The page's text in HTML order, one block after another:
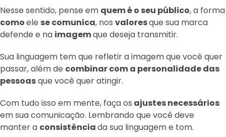
Nesse sentido, pense em quem é o seu público, a forma
comoele se comunica, nos valoresque sua marca
defende e na imagemque deseja transmitir.
Sua linguagem tem que refletir a imagem que você quer
passar, além de combinar com a personalidade das
pessoasque você quer atingir.
Com tudo isso em mente, faça os ajustes necessários
em sua comunicação. Lembrando que você deve
manter a consistênciada sua linguagem e tom.